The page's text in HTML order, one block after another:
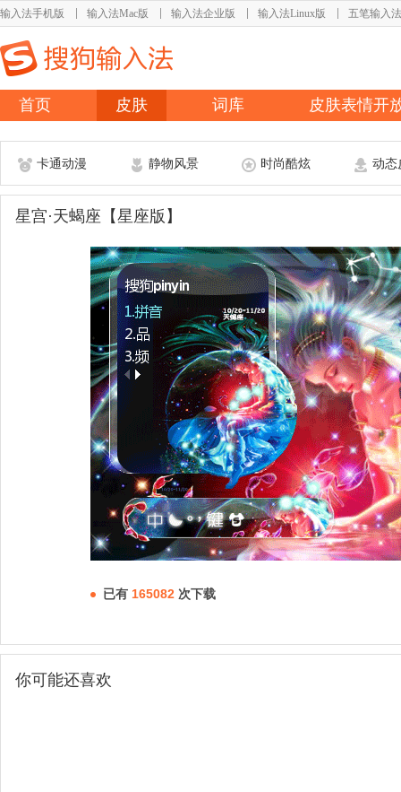
输入法手机版 输入法Mac版 输入法企业版 输入法Linux版 五笔输入法
首页 皮肤 词库 皮肤表情开
卡通动漫 静物风景 时尚酷炫 动态
星宫·天蝎座【星座版】
已有 165082 次下载
你可能还喜欢